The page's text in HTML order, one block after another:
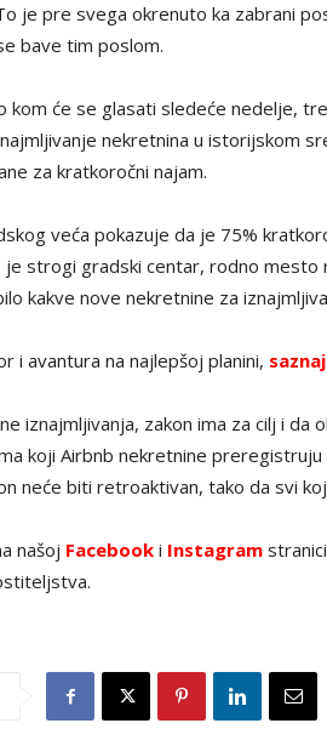
je pre svega okrenuto ka zabrani
bave tim poslom.
kom će se glasati sledeće nedelje,
nekretnina u istorijskom
za kratkoročni najam.
veća pokazuje da je 75%
strogi gradski centar, rodno mesto
kakve nove nekretnine za
i avantura na najlepšoj planini,
iznajmljivanja, zakon ima za cilj i da
koji Airbnb nekretnine
neće biti retroaktivan, tako da svi
našoj Facebook i Instagram